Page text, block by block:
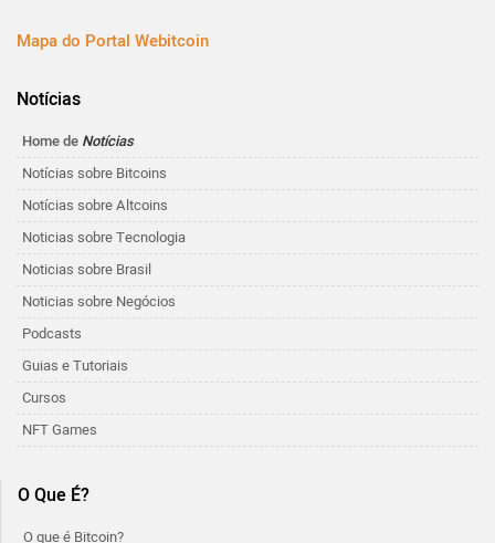
Mapa do Portal Webitcoin
Notícias
Home de Notícias
Notícias sobre Bitcoins
Notícias sobre Altcoins
Noticias sobre Tecnologia
Noticias sobre Brasil
Noticias sobre Negócios
Podcasts
Guias e Tutoriais
Cursos
NFT Games
O Que É?
O que é Bitcoin?